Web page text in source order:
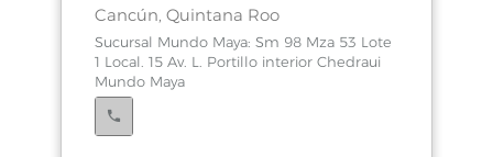
Cancún, Quintana Roo
Sucursal Mundo Maya: Sm 98 Mza 53 Lote
1 Local. 15 Av. L. Portillo interior Chedraui
Mundo Maya